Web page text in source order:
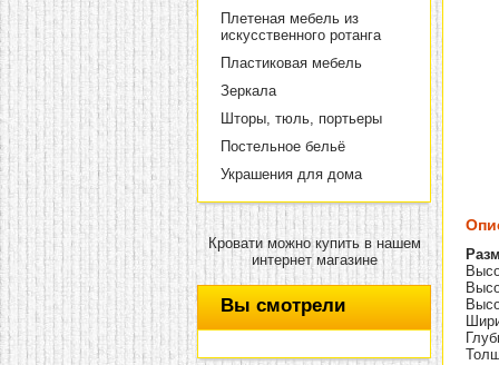
Плетеная мебель из
искусственного ротанга
Пластиковая мебель
Зеркала
Шторы, тюль, портьеры
Постельное бельё
Украшения для дома
Кровати можно купить в нашем
интернет магазине
Вы смотрели